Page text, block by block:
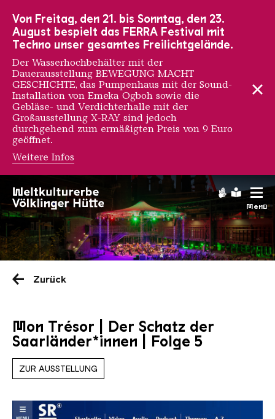
Menü
Saarländischen
Zurück
Mon Trésor | Der Schatz der
Saarländer*innen | Folge 5
ZUR AUSSTELLUNG
Von Freitag, den 21. bis Sonntag, den 23.
August bespielt das FERRA Festival mit
Techno unser gesamtes Freilichtgelände.
Der Wasserhochbehälter mit der
Dauerausstellung BEWEGUNG MACHT
GESCHICHTE, das Pumpenhaus mit der Sound-
Installation von Emeka Ogboh sowie die
Gebläse- und Verdichterhalle mit der
Großausstellung X-RAY sind jedoch
durchgehend zum ermäßigten Preis von 9 Euro
geöffnet.
Weitere Infos